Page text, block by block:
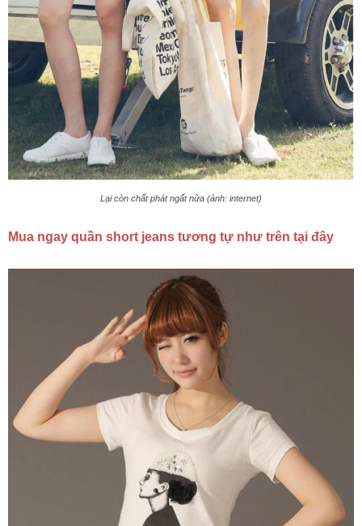
Lại còn chất phát ngất nữa (ảnh: internet)
Mua ngay quần short jeans tương tự như trên tại đây